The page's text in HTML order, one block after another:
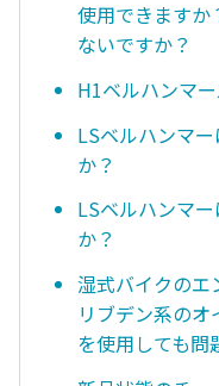
使用できますか
ないですか？
H1ベルハンマ
LSベルハンマ
か？
LSベルハンマ
か？
湿式バイクのエ
リブデン系の
を使用しても問